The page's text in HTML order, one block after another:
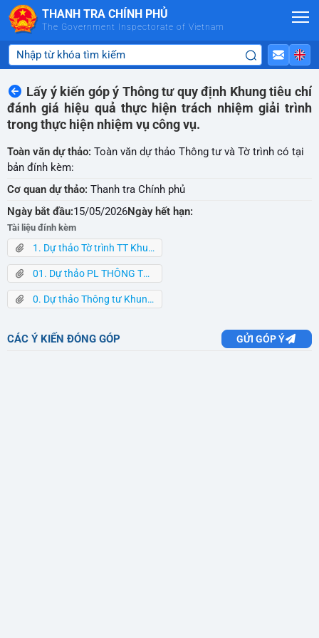
Skip to Main Content
THANH TRA CHÍNH PHỦ
The Government Inspectorate of Vietnam
Lấy ý kiến góp ý Thông tư quy định Khung tiêu chí
đánh giá hiệu quả thực hiện trách nhiệm giải trình
trong thực hiện nhiệm vụ công vụ.
Toàn văn dự thảo: Toàn văn dự thảo Thông tư và Tờ trình có tại
bản đính kèm:
Cơ quan dự thảo: Thanh tra Chính phủ
Ngày bắt đầu:15/05/2026Ngày hết hạn:
Tài liệu đính kèm
1. Dự thảo Tờ trình TT Khung tiêu chí 15-5-2026.docx
01. Dự thảo PL THÔNG TƯ KHUNG TC 15-5-2026.docx
0. Dự thảo Thông tư Khung TC 15.5.26.docx
CÁC Ý KIẾN ĐÓNG GÓP GỬI GÓP Ý